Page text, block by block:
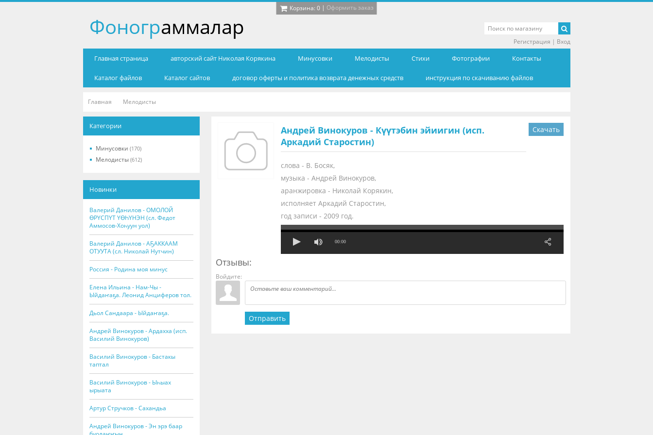
Корзина: 0| Оформить заказ
Фонограммалар
Главная страница авторский сайт Николая Корякина Минусовки Мелодисты Cтихи Фотографии Контакты
Каталог файлов Каталог сайтов договор оферты и политика возврата денежных средств инструкция по скачиванию файлов
Регистрация | Вход
Главная Мелодисты
Андрей Винокуров - Күүтэбин эйиигин (исп.
Аркадий Старостин)
Скачать
слова - В. Босяк,
музыка - Андрей Винокуров,
аранжировка - Николай Корякин,
исполняет Аркадий Старостин,
год записи - 2009 год.
00:00
Отзывы:
Войдите:
Отправить
Категории
Минусовки (170)
Мелодисты (612)
Новинки
Валерий Данилов - ОМОЛОЙ
ӨРҮСПҮТ ҮӨҺҮНЭН (сл. Федот
Аммосов-Хоһуун уол)
Валерий Данилов - АҔАККААМ
ОТУУТА (сл. Николай Нутчин)
Россия - Родина моя минус
Елена Ильина - Нам-Чы -
Ыйдаҥаҕа. Леонид Анциферов тол.
Дьол Сандаара - Ыйдаҥаҕа.
Андрей Винокуров - Ардахха (исп.
Василий Винокуров)
Василий Винокуров - Бастакы
таптал
Василий Винокуров - Ыһыах
ырыата
Артур Стручков - Сахандьа
Андрей Винокуров - Эн эрэ баар